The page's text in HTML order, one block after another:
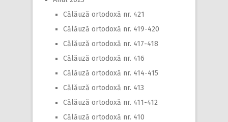
Călăuză ortodoxă nr. 421
Călăuză ortodoxă nr. 419-420
Călăuză ortodoxă nr. 417-418
Călăuză ortodoxă nr. 416
Călăuză ortodoxă nr. 414-415
Călăuză ortodoxă nr. 413
Călăuză ortodoxă nr. 411-412
Călăuză ortodoxă nr. 410